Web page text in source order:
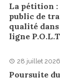
La pétition :
public de
qualité
ligne P.O.L.T
28 juillet 2026
Poursuite